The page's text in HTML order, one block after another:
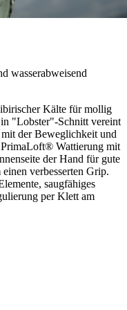
wasserabweisend
Kälte für mollig
"Lobster"-Schnitt vereint
der Beweglichkeit und
Wattierung mit
der Hand für gute
verbesserten Grip.
saugfähiges
per Klett am